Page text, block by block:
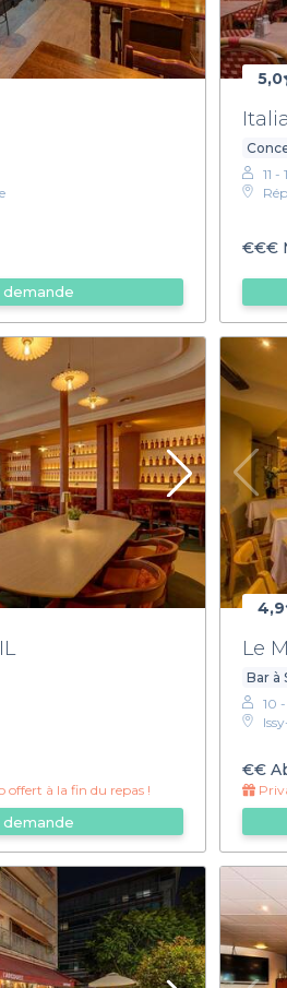
demande
5,0
11 -
€€€
offert à la fin du repas !
demande
4,9
Le
Bar à
10
€€